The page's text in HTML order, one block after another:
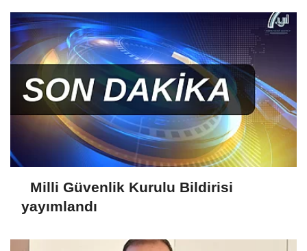
Milli Güvenlik Kurulu Bildirisi
yayımlandı